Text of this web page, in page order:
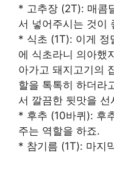
* 고추장 (2T): 매콤
서 넣어주시는 것이
* 식초 (1T): 이게 정
에 식초라니 의아했
아가고 돼지고기의
할을 톡톡히 하더라
서 깔끔한 뒷맛을 선
* 후추 (10바퀴): 후
주는 역할을 하죠.
* 참기름 (1T): 마지